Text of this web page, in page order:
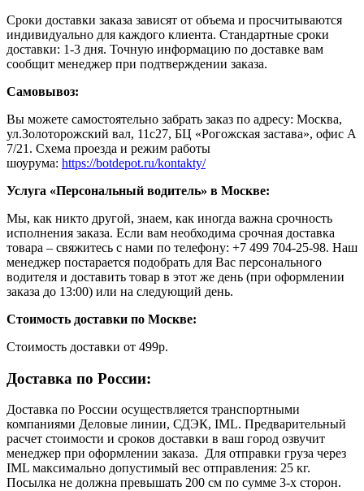
Сроки доставки заказа зависят от объема и просчитываются
индивидуально для каждого клиента. Стандартные сроки
доставки: 1-3 дня. Точную информацию по доставке вам
сообщит менеджер при подтверждении заказа.
Самовывоз:
Вы можете самостоятельно забрать заказ по адресу: Москва,
ул.Золоторожский вал, 11с27, БЦ «Рогожская застава», офис А
7/21. Схема проезда и режим работы
шоурума: https://botdepot.ru/kontakty/
Услуга «Персональный водитель» в Москве:
Мы, как никто другой, знаем, как иногда важна срочность
исполнения заказа. Если вам необходима срочная доставка
товара – свяжитесь с нами по телефону: +7 499 704-25-98. Наш
менеджер постарается подобрать для Вас персонального
водителя и доставить товар в этот же день (при оформлении
заказа до 13:00) или на следующий день.
Стоимость доставки по Москве:
Cтоимость доставки от 499р.
Доставка по России:
Доставка по России осуществляется транспортными
компаниями Деловые линии, СДЭК, IML. Предварительный
расчет стоимости и сроков доставки в ваш город озвучит
менеджер при оформлении заказа. Для отправки груза через
IML максимально допустимый вес отправления: 25 кг.
Посылка не должна превышать 200 см по сумме 3-х сторон.